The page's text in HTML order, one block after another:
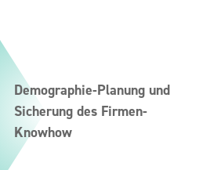
Demographie-Planung und
Sicherung des Firmen-
Knowhow